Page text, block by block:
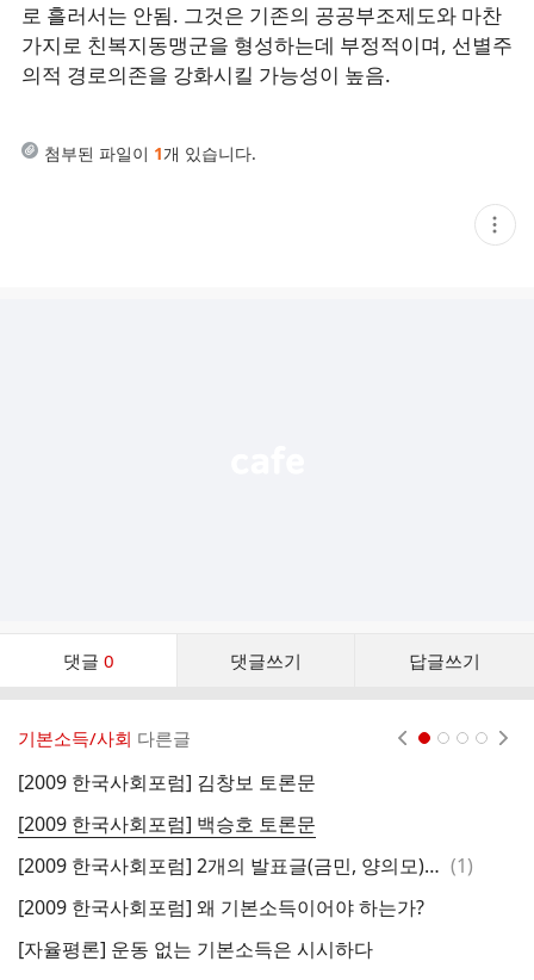
로 흘러서는 안됨. 그것은 기존의 공공부조제도와 마찬
가지로 친복지동맹군을 형성하는데 부정적이며, 선별주
의적 경로의존을 강화시킬 가능성이 높음.
첨부된 파일이 1개 있습니다.
현
재
댓글 0 댓글쓰기 답글쓰기
댓
기본소득/사회 다른글
[2009 한국사회포럼] 김창보 토론문
[2009 한국사회포럼] 백승호 토론문
[2009 한국사회포럼] 2개의 발표글(금민, 양의모)에 대한 곽노완의 논평 댓
(1)
[2009 한국사회포럼] 왜 기본소득이어야 하는가?
[자율평론] 운동 없는 기본소득은 시시하다